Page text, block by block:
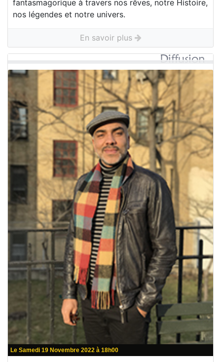
fantasmagorique à travers nos rêves, notre Histoire,
nos légendes et notre univers.
En savoir plus
Le Samedi 19 Novembre 2022 à 18h00